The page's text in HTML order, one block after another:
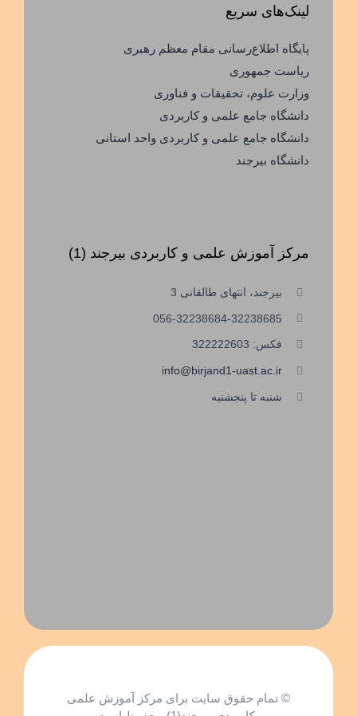
لینک‌های سریع
پایگاه اطلاع‌رسانی مقام معظم رهبری
ریاست جمهوری
وزارت علوم، تحقیقات و فناوری
دانشگاه جامع علمی و کاربردی
دانشگاه جامع علمی و کاربردی واحد استانی
دانشگاه بیرجند
مرکز آموزش علمی و کاربردی بیرجند (1)
بیرجند، انتهای طالقانی 3
056-32238684-32238685
فکس: 322222603
info@birjand1-uast.ac.ir
شنبه تا پنجشنبه
© تمام حقوق سایت برای مرکز آموزش علمی